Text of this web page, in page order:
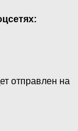
отправлен на